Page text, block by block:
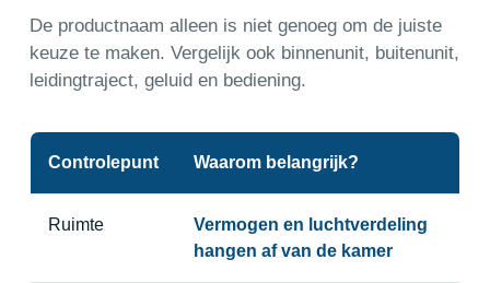
De productnaam alleen is niet genoeg om de juiste
keuze te maken. Vergelijk ook binnenunit, buitenunit,
leidingtraject, geluid en bediening.
Controlepunt Waarom belangrijk?
Ruimte
Vermogen en luchtverdeling
hangen af van de kamer